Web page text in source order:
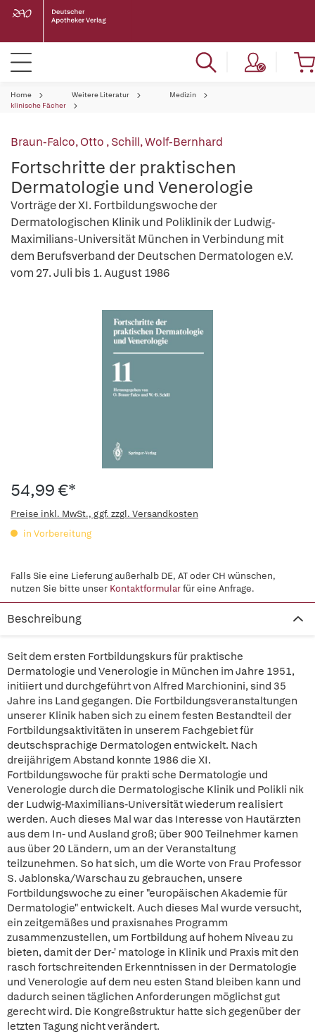
Home Weitere Literatur
Medizin
klinische Fächer
Braun-Falco, Otto ,Schill, Wolf-Bernhard
Fortschritte der praktischen
Dermatologie und Venerologie
Vorträge der XI. Fortbildungswoche der
Dermatologischen Klinik und Poliklinik der Ludwig-
Maximilians-Universität München in Verbindung mit
dem Berufsverband der Deutschen Dermatologen e.V.
vom 27. Juli bis 1. August 1986
54,99 €*
Preise inkl. MwSt., ggf. zzgl. Versandkosten
in Vorbereitung
Falls Sie eine Lieferung außerhalb DE, AT oder CH wünschen,
nutzen Sie bitte unser Kontaktformularfür eine Anfrage.
Beschreibung
Seit dem ersten Fortbildungskurs für praktische
Dermatologie und Venerologie in München im Jahre 1951,
initiiert und durchgeführt von Alfred Marchionini, sind 35
Jahre ins Land gegangen. Die Fortbildungsveranstaltungen
unserer Klinik haben sich zu einem festen Bestandteil der
Fortbildungsaktivitäten in unserem Fachgebiet für
deutschsprachige Dermatologen entwickelt. Nach
dreijährigem Abstand konnte 1986 die XI.
Fortbildungswoche für prakti sche Dermatologie und
Venerologie durch die Dermatologische Klinik und Polikli nik
der Ludwig-Maximilians-Universität wiederum realisiert
werden. Auch dieses Mal war das Interesse von Hautärzten
aus dem In- und Ausland groß; über 900 Teilnehmer kamen
aus über 20 Ländern, um an der Veranstaltung
teilzunehmen. So hat sich, um die Worte von Frau Professor
S. Jablonska/Warschau zu gebrauchen, unsere
Fortbildungswoche zu einer "europäischen Akademie für
Dermatologie" entwickelt. Auch dieses Mal wurde versucht,
ein zeitgemäßes und praxisnahes Programm
zusammenzustellen, um Fortbildung auf hohem Niveau zu
bieten, damit der Der-' matologe in Klinik und Praxis mit den
rasch fortschreitenden Erkenntnissen in der Dermatologie
und Venerologie auf dem neu esten Stand bleiben kann und
dadurch seinen täglichen Anforderungen möglichst gut
gerecht wird. Die Kongreßstruktur hatte sich gegenüber der
letzten Tagung nicht verändert.